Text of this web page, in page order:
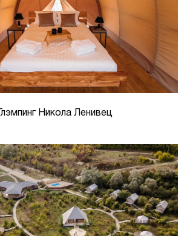
Глэмпинг Никола Ленивец